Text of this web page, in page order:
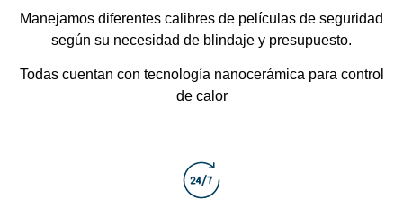
Manejamos diferentes calibres de películas de seguridad
según su necesidad de blindaje y presupuesto.
Todas cuentan con tecnología nanocerámica para control
de calor